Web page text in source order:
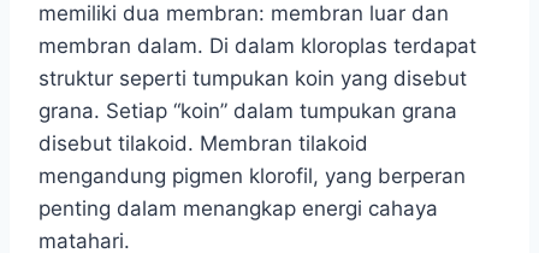
memiliki dua membran: membran luar dan
membran dalam. Di dalam kloroplas terdapat
struktur seperti tumpukan koin yang disebut
grana. Setiap “koin” dalam tumpukan grana
disebut tilakoid. Membran tilakoid
mengandung pigmen klorofil, yang berperan
penting dalam menangkap energi cahaya
matahari.